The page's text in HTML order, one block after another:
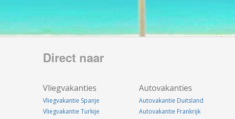
Direct naar
Vliegvakanties
Vliegvakantie Spanje
Vliegvakantie Turkije
Autovakanties
Autovakantie Duitsland
Autovakantie Frankrijk